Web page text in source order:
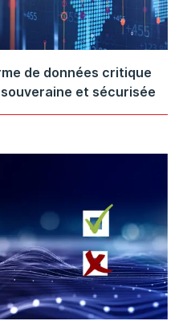
de données critique
et sécurisée